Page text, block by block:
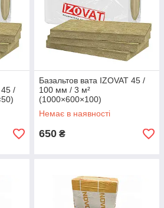
45 /
Базальтов вата IZOVAT 45 /
100 мм / 3 м²
(1000×600×100)
Немає в наявності
650 ₴